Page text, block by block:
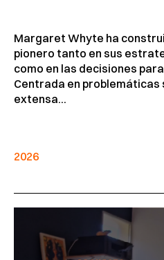
Margaret Whyte ha
pionero tanto en sus
como en las decisiones
Centrada en problemáticas
extensa...
2026